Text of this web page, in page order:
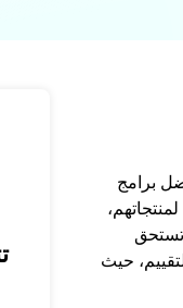
برامج
تستحق
حيث